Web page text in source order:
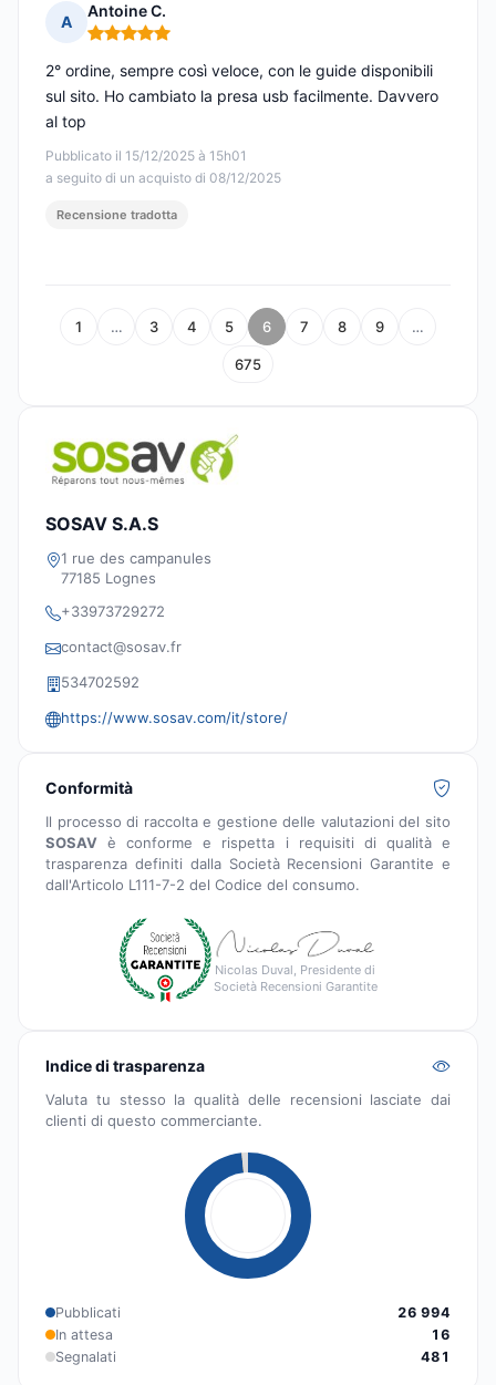
A
Antoine C.
Nota: 5 su 5
Pubblicato il 15/12/2025 à 15h01
a seguito di un acquisto di 08/12/2025
2° ordine, sempre così veloce, con le guide disponibili
sul sito. Ho cambiato la presa usb facilmente. Davvero
al top
Recensione tradotta
1 … 3 4 5 6 7 8 9 …
675
SOSAV S.A.S
1 rue des campanules
77185 Lognes
+33973729272
contact@sosav.fr
534702592
https://www.sosav.com/it/store/
Conformità
Il processo di raccolta e gestione delle valutazioni del sito
SOSAV è conforme e rispetta i requisiti di qualità e
trasparenza definiti dalla Società Recensioni Garantite e
dall'Articolo L111-7-2 del Codice del consumo.
Nicolas Duval, Presidente di
Società Recensioni Garantite
Indice di trasparenza
Valuta tu stesso la qualità delle recensioni lasciate dai
clienti di questo commerciante.
Pubblicati
26 994
In attesa
16
Segnalati
481